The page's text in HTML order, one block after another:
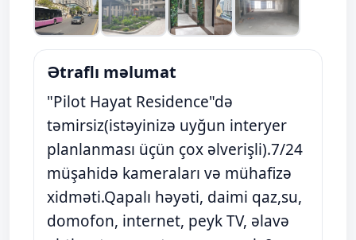
Ətraflı məlumat
"Pilot Hayat Residence"də
təmirsiz(istəyinizə uyğun interyer
planlanması üçün çox əlverişli).7/24
müşahidə kameraları və mühafizə
xidməti.Qapalı həyəti, daimi qaz,su,
domofon, internet, peyk TV, əlavə